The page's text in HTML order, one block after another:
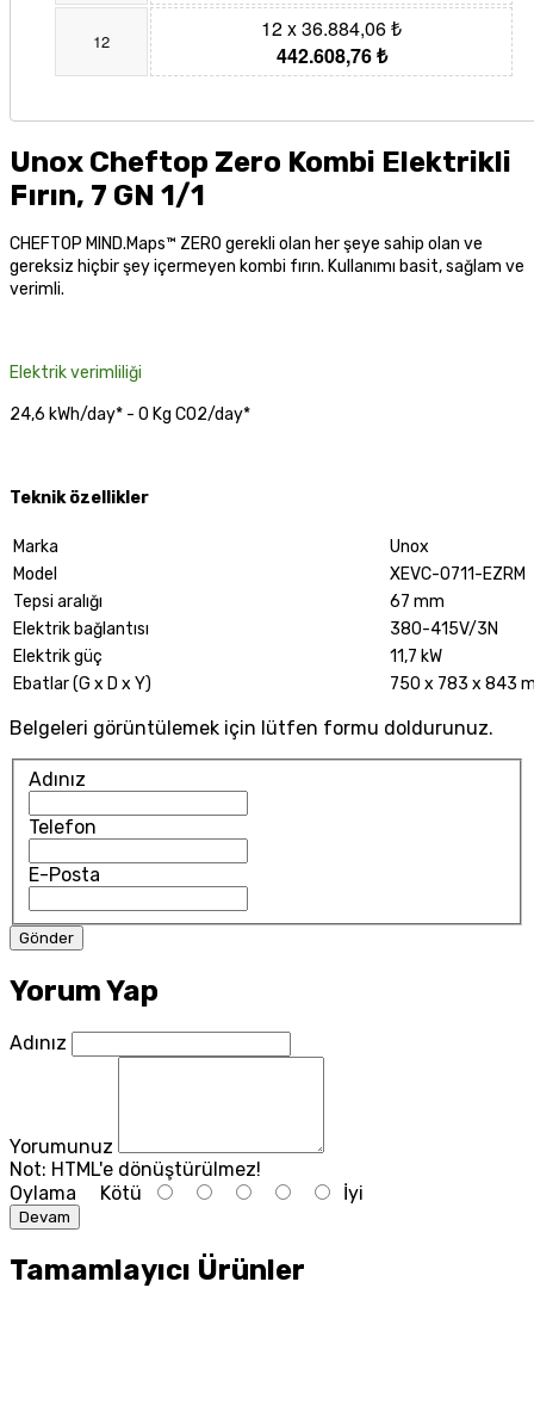
12
12 x 36.884,06 ₺
442.608,76 ₺
Unox Cheftop Zero Kombi Elektrikli
Fırın, 7 GN 1/1
CHEFTOP MIND.Maps™ ZERO gerekli olan her şeye sahip olan ve
gereksiz hiçbir şey içermeyen kombi fırın. Kullanımı basit, sağlam ve
verimli.
Elektrik verimliliği
24,6 kWh/day* - 0 Kg CO2/day*
Teknik özellikler
Marka
Unox
Model
XEVC-0711-EZRM
Tepsi aralığı
67 mm
Elektrik bağlantısı
380-415V/3N
Elektrik güç
11,7 kW
Ebatlar (G x D x Y)
750 x 783 x 843
Belgeleri görüntülemek için lütfen formu doldurunuz.
Adınız
Telefon
E-Posta
Yorum Yap
Adınız
Yorumunuz
Not: HTML'e dönüştürülmez!
Oylama Kötü İyi
Devam
Tamamlayıcı Ürünler